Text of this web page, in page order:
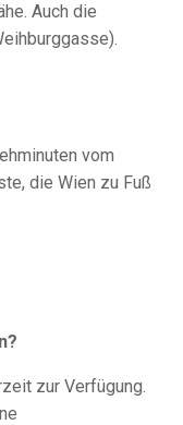
Auch die
vom
die Wien zu Fuß
zur Verfügung.